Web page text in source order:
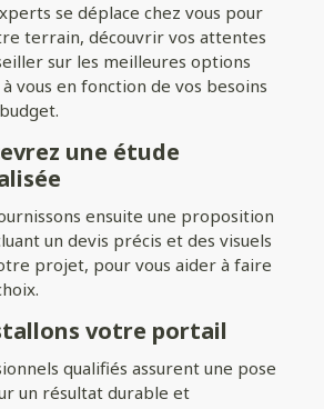
: des courbes élégantes pour un
ou chapeau de gendarme inversé
et raffinée.
et d’aération de votre portail :
intimité maximale et une protection
se déplace chez vous pour
terrain, découvrir vos attentes
sur les meilleures options
à vous en fonction de vos besoins
une étude
ensuite une proposition
un devis précis et des visuels
projet, pour vous aider à faire
votre portail
qualifiés assurent une pose
un résultat durable et